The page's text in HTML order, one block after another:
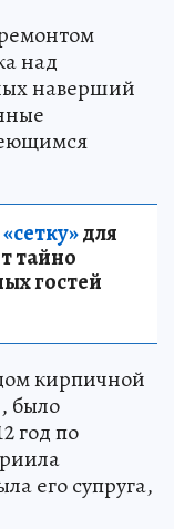
над
наверший
для
тайно
гостей
кирпичной
было
год по
его супруга,